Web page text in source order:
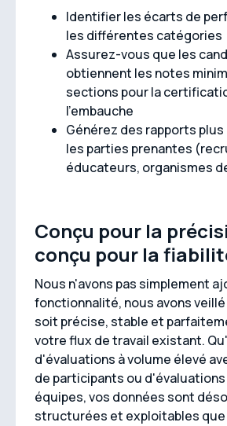
Identifier les écarts de
les différentes catégories
Assurez-vous que les
obtiennent les notes
sections pour la
l'embauche
Générez des rapports
les parties prenantes
éducateurs, organismes
Conçu pour la
conçu pour la
Nous n'avons pas simplement
fonctionnalité, nous avons
soit précise, stable et
votre flux de travail existant.
d'évaluations à volume élevé
de participants ou
équipes, vos données sont
structurées et exploitables que